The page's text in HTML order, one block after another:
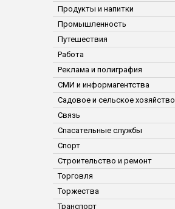
Продукты и напитки
Промышленность
Путешествия
Работа
Реклама и полиграфия
СМИ и информагентства
Садовое и сельское хозяйство
Связь
Спасательные службы
Спорт
Строительство и ремонт
Торговля
Торжества
Транспорт